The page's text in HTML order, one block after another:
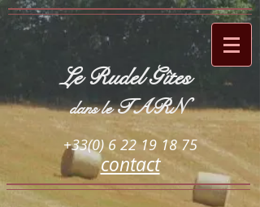
Le Rudel Gîtes
dans leTARN
+33(0) 6 22 19 18 75
contact